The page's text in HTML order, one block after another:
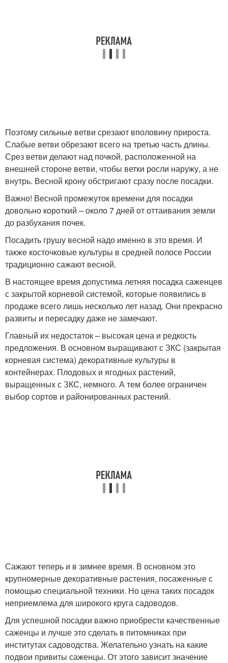
Поэтому сильные ветви срезают вполовину прироста.
Слабые ветви обрезают всего на третью часть длины.
Срез ветви делают над почкой, расположенной на
внешней стороне ветви, чтобы ветки росли наружу, а не
внутрь. Весной крону обстригают сразу после посадки.
Важно! Весной промежуток времени для посадки
довольно короткий – около 7 дней от оттаивания земли
до разбухания почек.
Посадить грушу весной надо именно в это время. И
также косточковые культуры в средней полосе России
традиционно сажают весной.
В настоящее время допустима летняя посадка саженцев
с закрытой корневой системой, которые появились в
продаже всего лишь несколько лет назад. Они прекрасно
развиты и пересадку даже не замечают.
Главный их недостаток – высокая цена и редкость
предложения. В основном выращивают с ЗКС (закрытая
корневая система) декоративные культуры в
контейнерах. Плодовых и ягодных растений,
выращенных с ЗКС, немного. А тем более ограничен
выбор сортов и районированных растений.
Сажают теперь и в зимнее время. В основном это
крупномерные декоративные растения, посаженные с
помощью специальной техники. Но цена таких посадок
неприемлема для широкого круга садоводов.
Для успешной посадки важно приобрести качественные
саженцы и лучше это сделать в питомниках при
институтах садоводства. Желательно узнать на какие
подвои привиты саженцы. От этого зависит значение